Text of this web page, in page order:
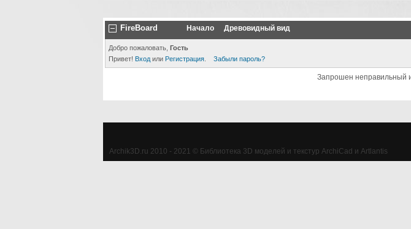
FireBoard Начало Древовидный вид
Добро пожаловать, Гость
Привет! Вход или Регистрация Забыли пароль?
Запрошен неправильный
Archik3D.ru 2010 - 2021 © Библиотека 3D моделей и текстур ArchiCad и Artlantis